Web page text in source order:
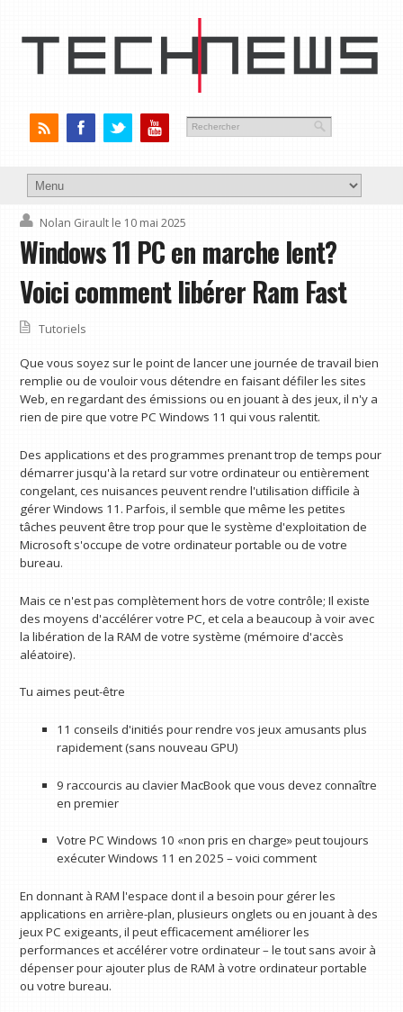
Nolan Girault le 10 mai 2025
Windows 11 PC en marche lent?
Voici comment libérer Ram Fast
Tutoriels
Que vous soyez sur le point de lancer une journée de travail bien
remplie ou de vouloir vous détendre en faisant défiler les sites
Web, en regardant des émissions ou en jouant à des jeux, il n'y a
rien de pire que votre PC Windows 11 qui vous ralentit.
Des applications et des programmes prenant trop de temps pour
démarrer jusqu'à la retard sur votre ordinateur ou entièrement
congelant, ces nuisances peuvent rendre l'utilisation difficile à
gérer Windows 11. Parfois, il semble que même les petites
tâches peuvent être trop pour que le système d'exploitation de
Microsoft s'occupe de votre ordinateur portable ou de votre
bureau.
Mais ce n'est pas complètement hors de votre contrôle; Il existe
des moyens d'accélérer votre PC, et cela a beaucoup à voir avec
la libération de la RAM de votre système (mémoire d'accès
aléatoire).
Tu aimes peut-être
11 conseils d'initiés pour rendre vos jeux amusants plus
rapidement (sans nouveau GPU)
9 raccourcis au clavier MacBook que vous devez connaître
en premier
Votre PC Windows 10 «non pris en charge» peut toujours
exécuter Windows 11 en 2025 – voici comment
En donnant à RAM l'espace dont il a besoin pour gérer les
applications en arrière-plan, plusieurs onglets ou en jouant à des
jeux PC exigeants, il peut efficacement améliorer les
performances et accélérer votre ordinateur – le tout sans avoir à
dépenser pour ajouter plus de RAM à votre ordinateur portable
ou votre bureau.